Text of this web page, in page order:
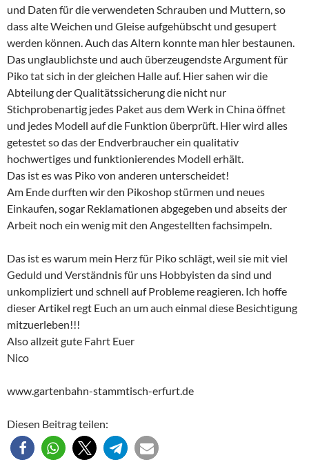
und Daten für die verwendeten Schrauben und Muttern, so
dass alte Weichen und Gleise aufgehübscht und gesupert
werden können. Auch das Altern konnte man hier bestaunen.
Das unglaublichste und auch überzeugendste Argument für
Piko tat sich in der gleichen Halle auf. Hier sahen wir die
Abteilung der Qualitätssicherung die nicht nur
Stichprobenartig jedes Paket aus dem Werk in China öffnet
und jedes Modell auf die Funktion überprüft. Hier wird alles
getestet so das der Endverbraucher ein qualitativ
hochwertiges und funktionierendes Modell erhält.
Das ist es was Piko von anderen unterscheidet!
Am Ende durften wir den Pikoshop stürmen und neues
Einkaufen, sogar Reklamationen abgegeben und abseits der
Arbeit noch ein wenig mit den Angestellten fachsimpeln.
Das ist es warum mein Herz für Piko schlägt, weil sie mit viel
Geduld und Verständnis für uns Hobbyisten da sind und
unkompliziert und schnell auf Probleme reagieren. Ich hoffe
dieser Artikel regt Euch an um auch einmal diese Besichtigung
mitzuerleben!!!
Also allzeit gute Fahrt Euer
Nico
www.gartenbahn-stammtisch-erfurt.de
Diesen Beitrag teilen: